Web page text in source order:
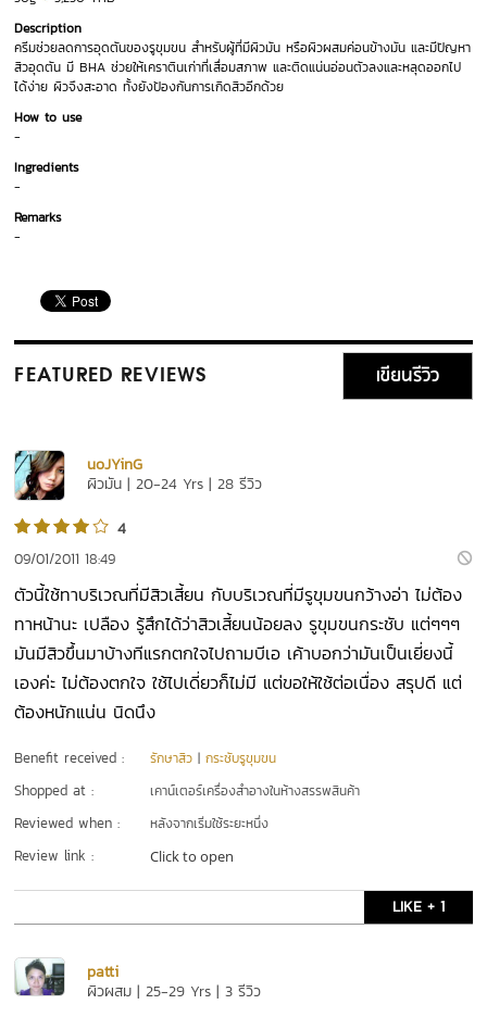
Description
ครีมช่วยลดการอุดตันของรูขุมขน สำหรับผู้ที่มีผิวมัน หรือผิวผสมค่อนข้างมัน และมีปัญหา
สิวอุดตัน มี BHA ช่วยให้เคราตินเก่าที่เสื่อมสภาพ และติดแน่นอ่อนตัวลงและหลุดออกไป
ได้ง่าย ผิวจึงสะอาด ทั้งยังป้องกันการเกิดสิวอีกด้วย
How to use
-
Ingredients
-
Remarks
-
FEATURED REVIEWS เขียนรีวิว
uoJYinG
ผิวมัน | 20-24 Yrs | 28 รีวิว
4
09/01/2011 18:49
ตัวนี้ใช้ทาบริเวณที่มีสิวเสี้ยน กับบริเวณที่มีรูขุมขนกว้างอ่า ไม่ต้อง
ทาหน้านะ เปลือง รู้สึกได้ว่าสิวเสี้ยนน้อยลง รูขุมขนกระชับ แต่ๆๆๆ
มันมีสิวขึ้นมาบ้างทีแรกตกใจไปถามบีเอ เค้าบอกว่ามันเป็นเยี่ยงนี้
เองค่ะ ไม่ต้องตกใจ ใช้ไปเดี่ยวก็ไม่มี แต่ขอให้ใช้ต่อเนื่อง สรุปดี แต่
ต้องหนักแน่น นิดนึง
Benefit received : รักษาสิว |กระชับรูขุมขน
Shopped at : เคาน์เตอร์เครื่องสำอางในห้างสรรพสินค้า
Reviewed when : หลังจากเริ่มใช้ระยะหนึ่ง
Review link : Click to open
LIKE + 1
patti
ผิวผสม | 25-29 Yrs | 3 รีวิว